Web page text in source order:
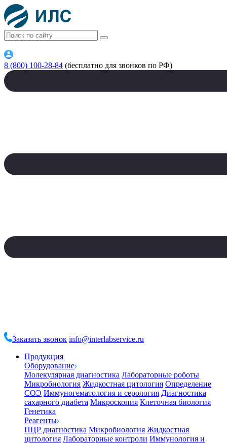
8 (800) 100-28-84 (бесплатно для звонков по РФ)
Заказать звонок info@interlabservice.ru
Продукция
Оборудование
Молекулярная диагностика Лабораторные роботы
Микробиология Жидкостная цитология Определение
СОЭ Иммуногематология и серология Диагностика
сахарного диабета Микроскопия Клеточная биология
Генетика
Реагенты
ПЦР диагностика Микробиология Жидкостная
цитология Лабораторные контроли Иммунология и